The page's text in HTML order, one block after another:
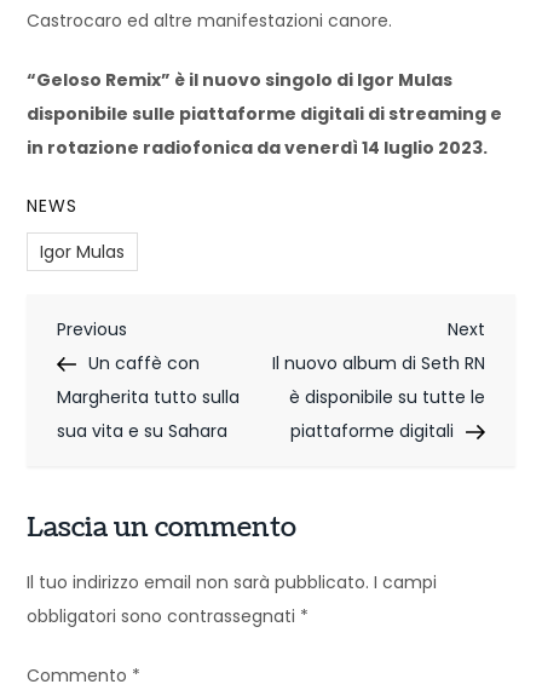
Castrocaro ed altre manifestazioni canore.
“Geloso Remix” è il nuovo singolo di Igor Mulas
disponibile sulle piattaforme digitali di streaming e
in rotazione radiofonica da venerdì 14 luglio 2023.
NEWS
Igor Mulas
N
a
v
g
a
z
i
Previous
Post
Previous
Un caffè con
Margherita tutto sulla
sua vita e su Sahara
Next
Post
Next
Il nuovo album di Seth RN
è disponibile su tutte le
piattaforme digitali
Lascia un commento
Il tuo indirizzo email non sarà pubblicato. I campi
obbligatori sono contrassegnati *
Commento *